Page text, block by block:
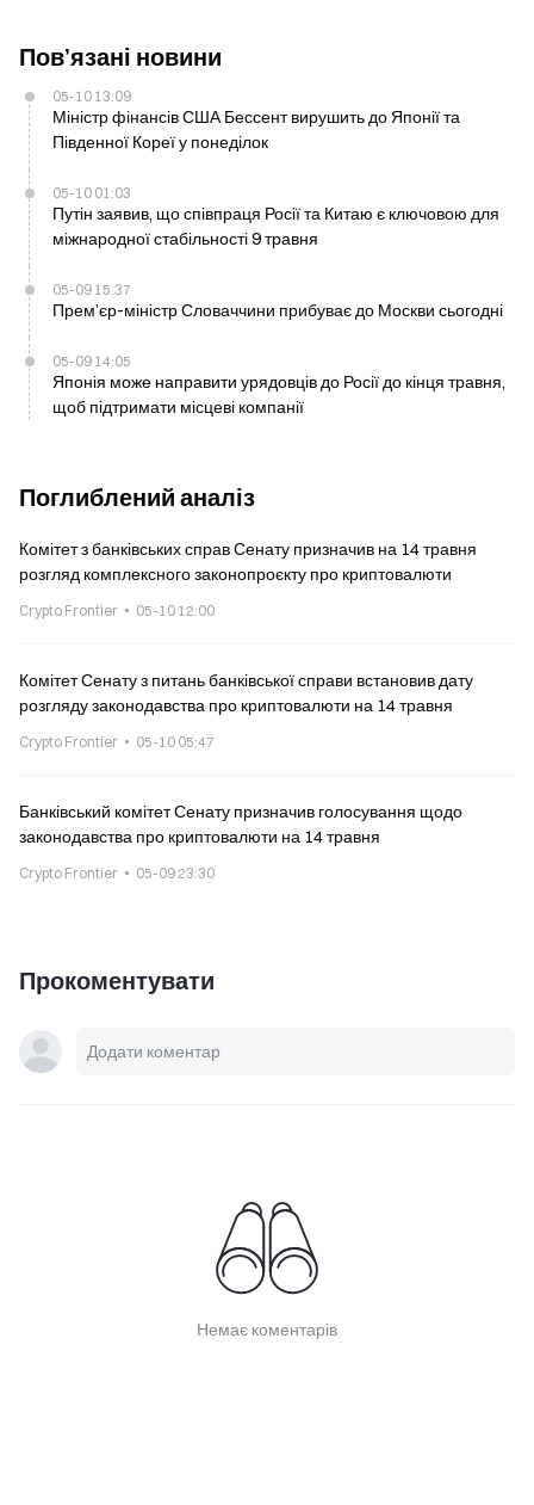
Пов’язані новини
05-10 13:09
Міністр фінансів США Бессент вирушить до Японії та
Південної Кореї у понеділок
05-10 01:03
Путін заявив, що співпраця Росії та Китаю є ключовою для
міжнародної стабільності 9 травня
05-09 15:37
Прем’єр-міністр Словаччини прибуває до Москви сьогодні
05-09 14:05
Японія може направити урядовців до Росії до кінця травня,
щоб підтримати місцеві компанії
Поглиблений аналіз
Комітет з банківських справ Сенату призначив на 14 травня
розгляд комплексного законопроєкту про криптовалюти
Crypto Frontier 05-10 12:00
Комітет Сенату з питань банківської справи встановив дату
розгляду законодавства про криптовалюти на 14 травня
Crypto Frontier 05-10 05:47
Банківський комітет Сенату призначив голосування щодо
законодавства про криптовалюти на 14 травня
Crypto Frontier 05-09 23:30
Прокоментувати
Немає коментарів